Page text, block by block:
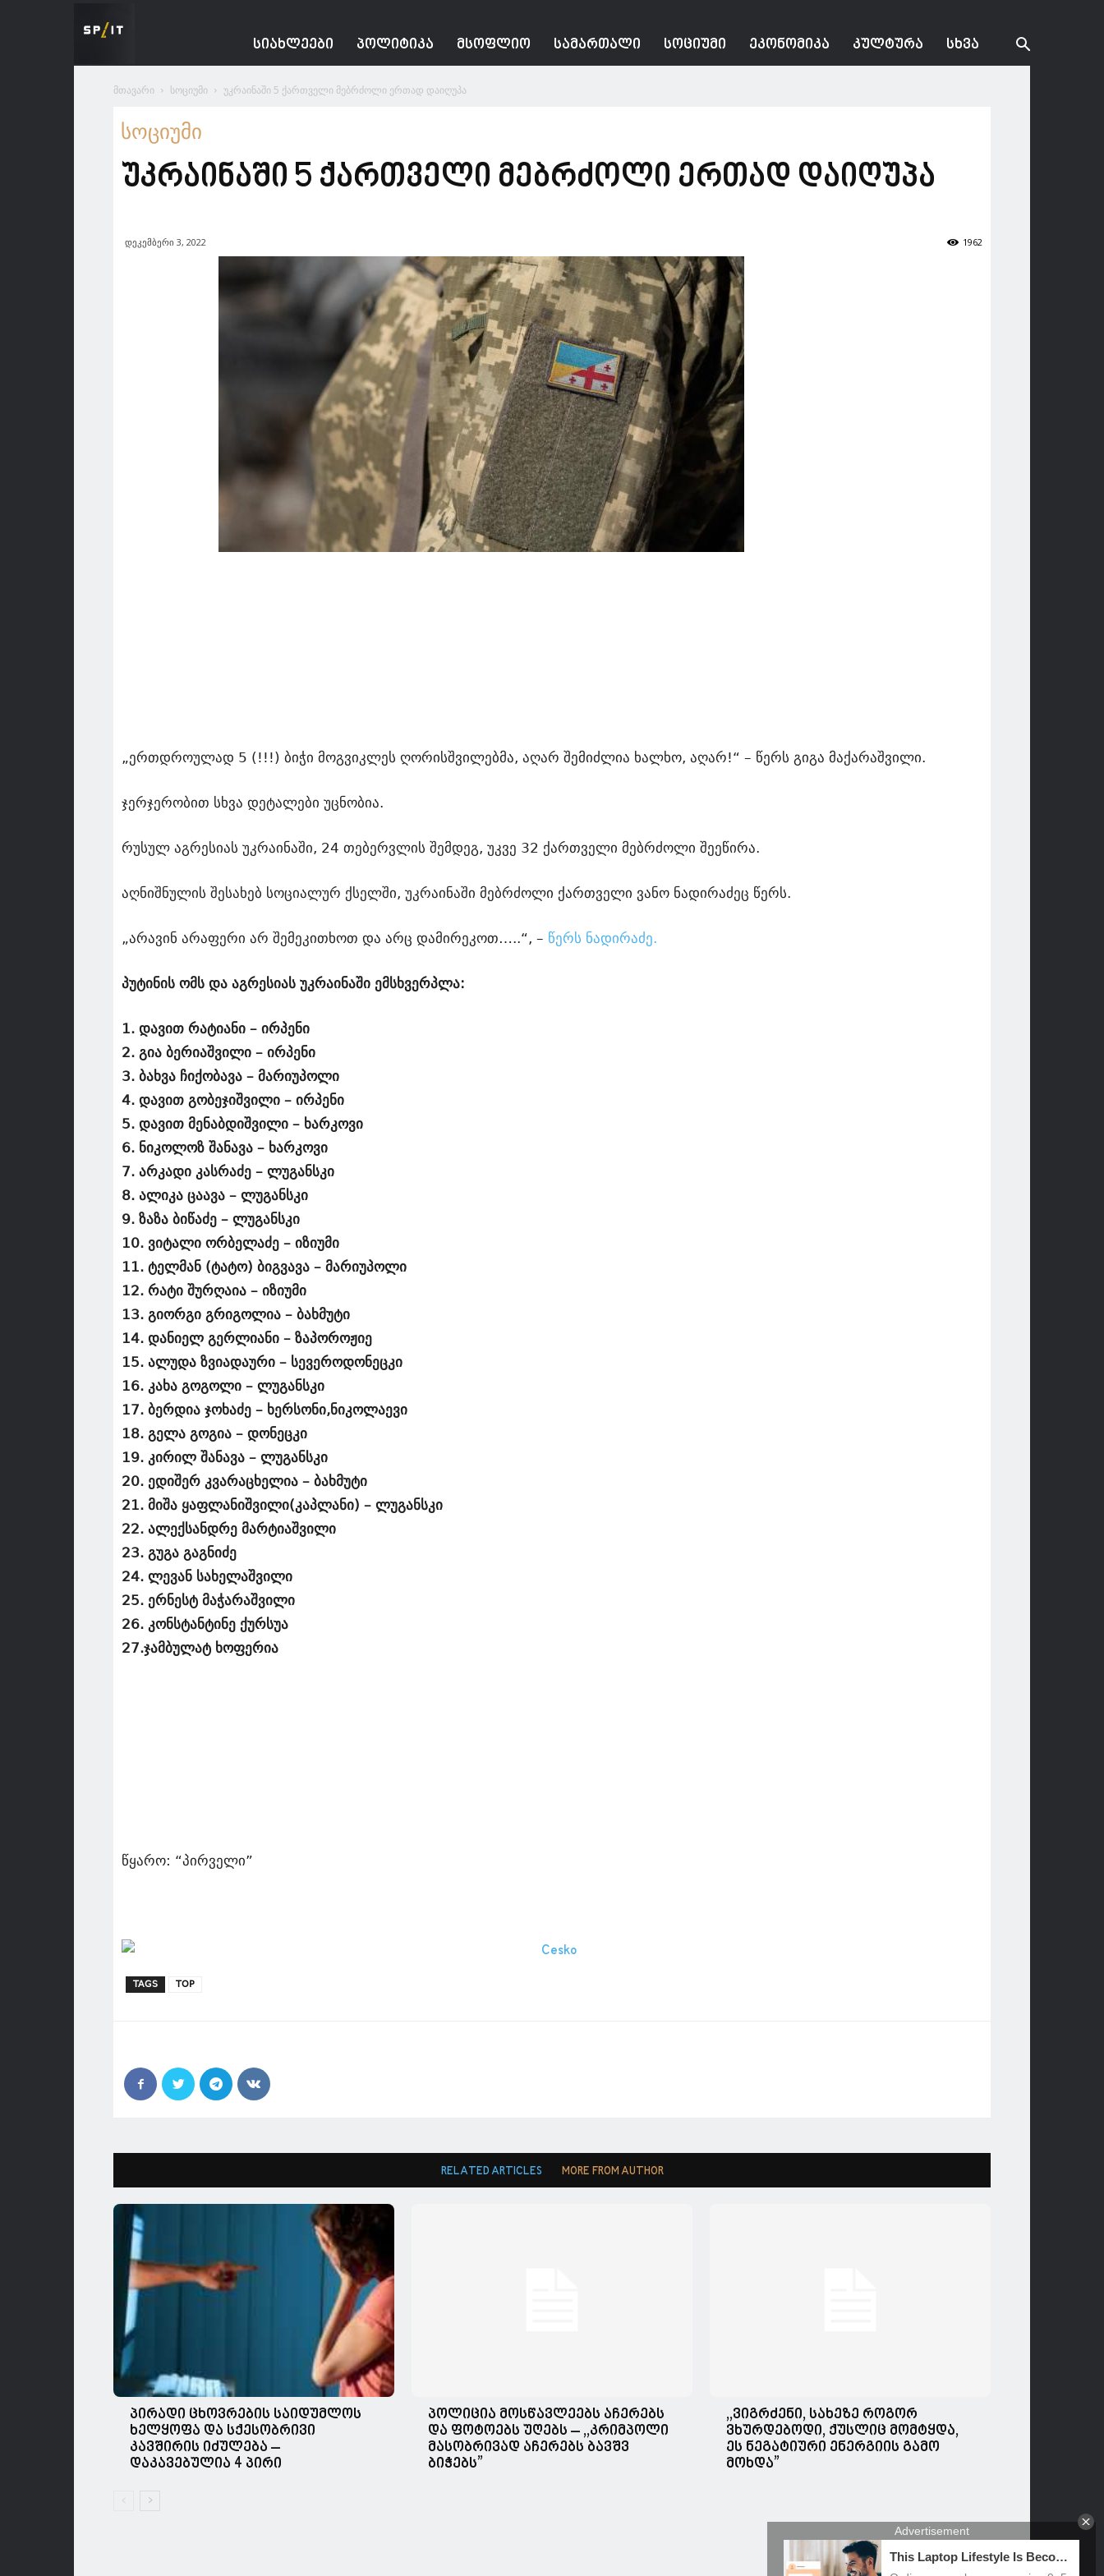
ᲡᲘᲐᲮᲚᲔᲔᲑᲘ ᲞᲝᲚᲘᲢᲘᲙᲐ ᲛᲡᲝᲤᲚᲘᲝ ᲡᲐᲛᲐᲠᲗᲐᲚᲘ ᲡᲝᲪᲘᲣᲛᲘ ᲔᲙᲝᲜᲝᲛᲘᲙᲐ ᲙᲣᲚᲢᲣᲠᲐ ᲡᲮᲕᲐ
მთავარი სოციუმი უკრაინაში 5 ქართველი მებრძოლი ერთად დაიღუპა
სოციუმი
უკრაინაში 5 ქართველი მებრძოლი ერთად დაიღუპა
დეკემბერი 3, 2022 1962
„ერთდროულად 5 (!!!) ბიჭი მოგვიკლეს ღორისშვილებმა, აღარ შემიძლია ხალხო, აღარ!“ – წერს გიგა მაქარაშვილი.
ჯერჯერობით სხვა დეტალები უცნობია.
რუსულ აგრესიას უკრაინაში, 24 თებერვლის შემდეგ, უკვე 32 ქართველი მებრძოლი შეეწირა.
აღნიშნულის შესახებ სოციალურ ქსელში, უკრაინაში მებრძოლი ქართველი ვანო ნადირაძეც წერს.
„არავინ არაფერი არ შემეკითხოთ და არც დამირეკოთ…..“, – წერს ნადირაძე.
პუტინის ომს და აგრესიას უკრაინაში ემსხვერპლა:
1. დავით რატიანი – ირპენი
2. გია ბერიაშვილი – ირპენი
3. ბახვა ჩიქობავა – მარიუპოლი
4. დავით გობეჯიშვილი – ირპენი
5. დავით მენაბდიშვილი – ხარკოვი
6. ნიკოლოზ შანავა – ხარკოვი
7. არკადი კასრაძე – ლუგანსკი
8. ალიკა ცაავა – ლუგანსკი
9. ზაზა ბიწაძე – ლუგანსკი
10. ვიტალი ორბელაძე – იზიუმი
11. ტელმან (ტატო) ბიგვავა – მარიუპოლი
12. რატი შურღაია – იზიუმი
13. გიორგი გრიგოლია – ბახმუტი
14. დანიელ გერლიანი – ზაპოროჟიე
15. ალუდა ზვიადაური – სევეროდონეცკი
16. კახა გოგოლი – ლუგანსკი
17. ბერდია ჯოხაძე – ხერსონი,ნიკოლაევი
18. გელა გოგია – დონეცკი
19. კირილ შანავა – ლუგანსკი
20. ედიშერ კვარაცხელია – ბახმუტი
21. მიშა ყაფლანიშვილი(კაპლანი) – ლუგანსკი
22. ალექსანდრე მარტიაშვილი
23. გუგა გაგნიძე
24. ლევან სახელაშვილი
25. ერნესტ მაჭარაშვილი
26. კონსტანტინე ქურსუა
27.ჯამბულატ ხოფერია
წყარო: “პირველი”
TAGS TOP
RELATED ARTICLES MORE FROM AUTHOR
პირადი ცხოვრების საიდუმლოს
ხელყოფა და სქესობრივი
კავშირის იძულება –
დაკავებულია 4 პირი
პოლიცია მოსწავლეებს აჩერებს
და ფოტოებს უღებს – ,,კრიმპოლი
მასობრივად აჩერებს ბავშვ
ბიჭებს”
,,ვიგრძენი, სახეზე როგორ
ვხურდებოდი, ქუსლიც მომტყდა,
ეს ნეგატიური ენერგიის გამო
მოხდა”